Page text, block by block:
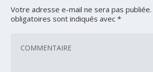
Votre adresse e-mail ne sera pas publiée.
obligatoires sont indiqués avec*